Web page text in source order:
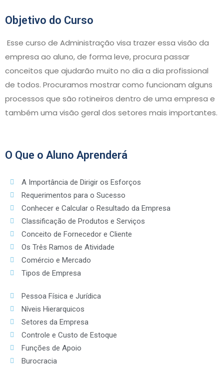
Objetivo do Curso
Esse curso de Administração visa trazer essa visão da
empresa ao aluno, de forma leve, procura passar
conceitos que ajudarão muito no dia a dia profissional
de todos. Procuramos mostrar como funcionam alguns
processos que são rotineiros dentro de uma empresa e
também uma visão geral dos setores mais importantes.
O Que o Aluno Aprenderá
A Importância de Dirigir os Esforços
Requerimentos para o Sucesso
Conhecer e Calcular o Resultado da Empresa
Classificação de Produtos e Serviços
Conceito de Fornecedor e Cliente
Os Três Ramos de Atividade
Comércio e Mercado
Tipos de Empresa
Pessoa Física e Jurídica
Níveis Hierarquicos
Setores da Empresa
Controle e Custo de Estoque
Funções de Apoio
Burocracia